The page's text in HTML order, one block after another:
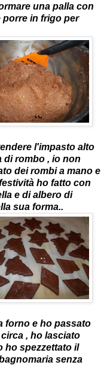
una palla con
porre in frigo per
l'impasto alto
di rombo , io non
dei rombi a mano e
ho fatto con
e di albero di
sua forma..
forno e ho passato
, ho lasciato
ho spezzettato il
senza